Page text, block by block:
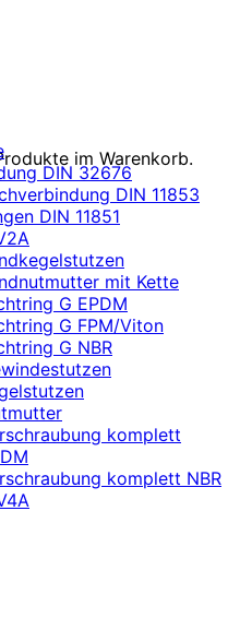
im Warenkorb.
DIN 32676
DIN 11853
DIN 11851
mit Kette
G EPDM
G FPM/Viton
G NBR
komplett
komplett NBR